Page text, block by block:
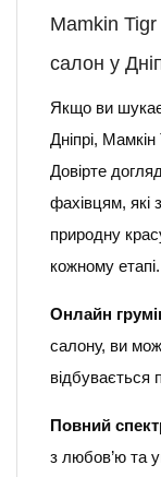
Mamkin
салон у
Якщо ви
Дніпрі,
Довірте
фахівцям, які
природну
кожному етапі.
Онлайн
салону, ви
Повний
з любов’ю та